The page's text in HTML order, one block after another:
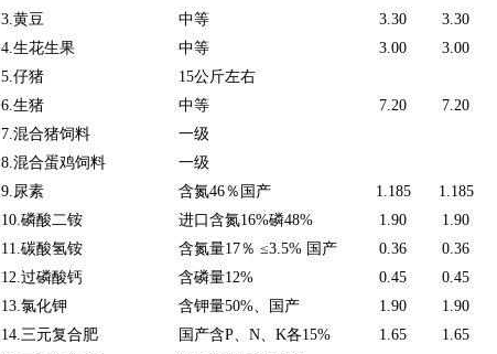
3.黄豆
中等 3.30 3.30
4.生花生果
中等 3.00 3.00
5.仔猪
15公斤左右
6.生猪
中等 7.20 7.20
7.混合猪饲料
一级
8.混合蛋鸡饲料
一级
9.尿素
含氮46％国产 1.185 1.185
10.磷酸二铵
进口含氮16%磷48% 1.90 1.90
11.碳酸氢铵
含氮量17％ ≤3.5% 国产 0.36 0.36
12.过磷酸钙
含磷量12% 0.45 0.45
13.氯化钾
含钾量50%、国产 1.90 1.90
14.三元复合肥
国产含P、N、K各15% 1.65 1.65